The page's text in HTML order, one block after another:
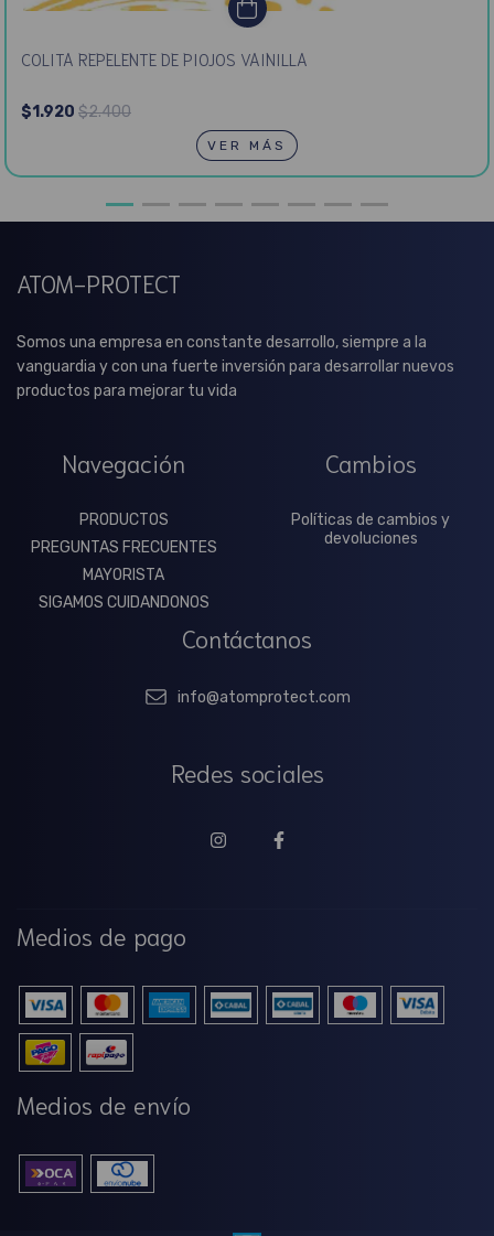
COLITA REPELENTE DE PIOJOS VAINILLA
$1.920 $2.400
VER MÁS
ATOM-PROTECT
Somos una empresa en constante desarrollo, siempre a la
vanguardia y con una fuerte inversión para desarrollar nuevos
productos para mejorar tu vida
Navegación
PRODUCTOS
PREGUNTAS FRECUENTES
MAYORISTA
SIGAMOS CUIDANDONOS
Cambios
Políticas de cambios y
devoluciones
Contáctanos
info@atomprotect.com
Redes sociales
Medios de pago
Medios de envío